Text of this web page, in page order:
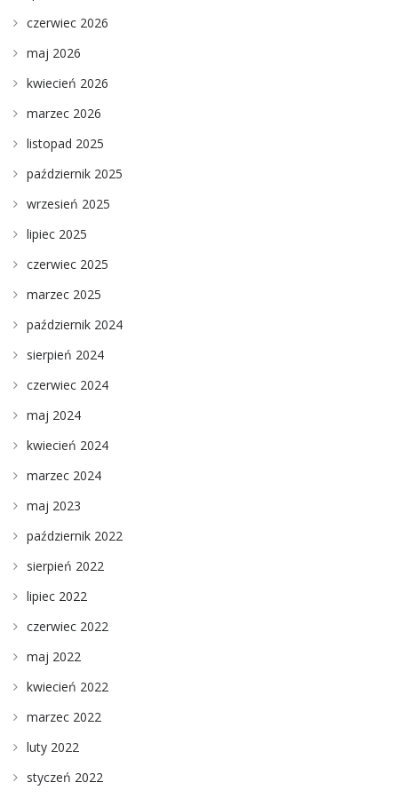
czerwiec 2026
maj 2026
kwiecień 2026
marzec 2026
listopad 2025
październik 2025
wrzesień 2025
lipiec 2025
czerwiec 2025
marzec 2025
październik 2024
sierpień 2024
czerwiec 2024
maj 2024
kwiecień 2024
marzec 2024
maj 2023
październik 2022
sierpień 2022
lipiec 2022
czerwiec 2022
maj 2022
kwiecień 2022
marzec 2022
luty 2022
styczeń 2022